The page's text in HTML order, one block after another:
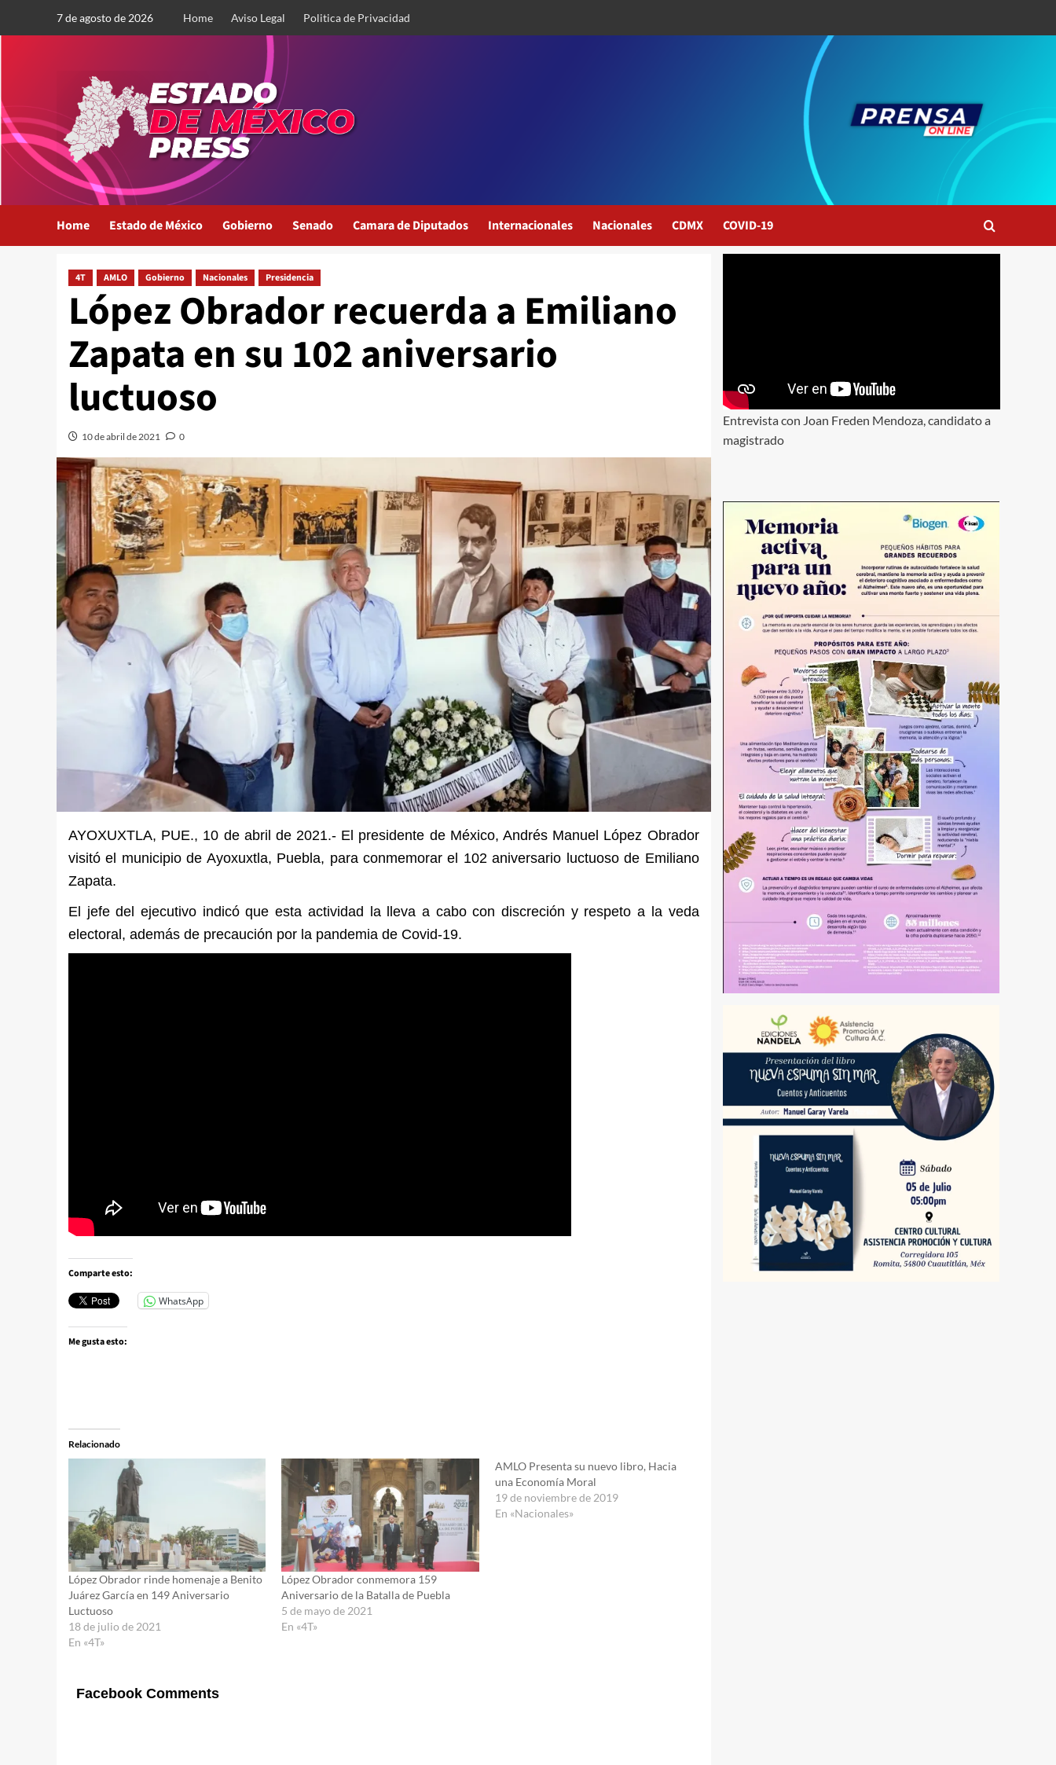
7 de agosto de 2026 Home Aviso Legal Politica de Privacidad
Home Estado de México Gobierno Senado Camara de Diputados Internacionales Nacionales CDMX COVID-19
4T AMLO Gobierno Nacionales Presidencia
López Obrador recuerda a Emiliano
Zapata en su 102 aniversario
luctuoso
10 de abril de 2021 0
AYOXUXTLA, PUE., 10 de abril de 2021.- El presidente de México, Andrés Manuel López Obrador
visitó el municipio de Ayoxuxtla, Puebla, para conmemorar el 102 aniversario luctuoso de Emiliano
Zapata.
El jefe del ejecutivo indicó que esta actividad la lleva a cabo con discreción y respeto a la veda
electoral, además de precaución por la pandemia de Covid-19.
Comparte esto:
WhatsApp
Me gusta esto:
Relacionado
López Obrador rinde homenaje a Benito
Juárez García en 149 Aniversario
Luctuoso
18 de julio de 2021
En «4T»
López Obrador conmemora 159
Aniversario de la Batalla de Puebla
5 de mayo de 2021
En «4T»
AMLO Presenta su nuevo libro, Hacia
una Economía Moral
19 de noviembre de 2019
En «Nacionales»
Facebook Comments
Entrevista con Joan Freden Mendoza, candidato a
magistrado